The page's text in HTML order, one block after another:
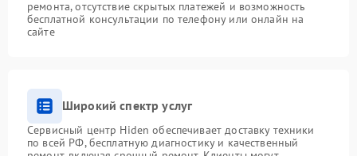
ремонта, отсутствие скрытых платежей и возможность
бесплатной консультации по телефону или онлайн на
сайте
Широкий спектр услуг
Сервисный центр Hiden обеспечивает доставку техники
по всей РФ, бесплатную диагностику и качественный